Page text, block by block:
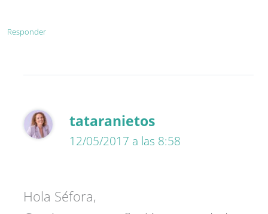
Responder
tataranietos
12/05/2017 a las 8:58
Hola Séfora,